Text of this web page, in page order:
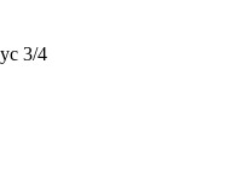
3/4